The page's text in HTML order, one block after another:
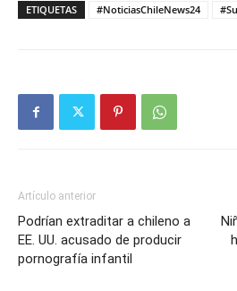
ETIQUETAS #NoticiasChileNews24
Artículo anterior
Podrían extraditar a chileno a
EE. UU. acusado de producir
pornografía infantil